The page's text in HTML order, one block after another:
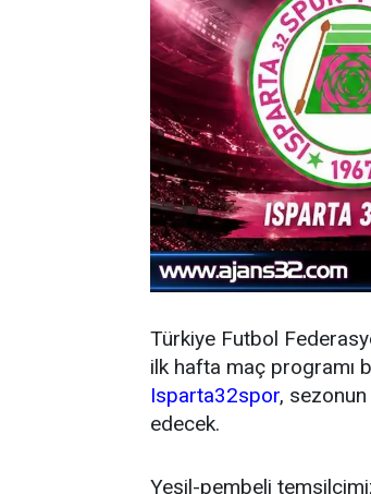
Türkiye Futbol
ilk hafta maç programı
Isparta32spor, sezonun
edecek.
Yeşil-pembeli